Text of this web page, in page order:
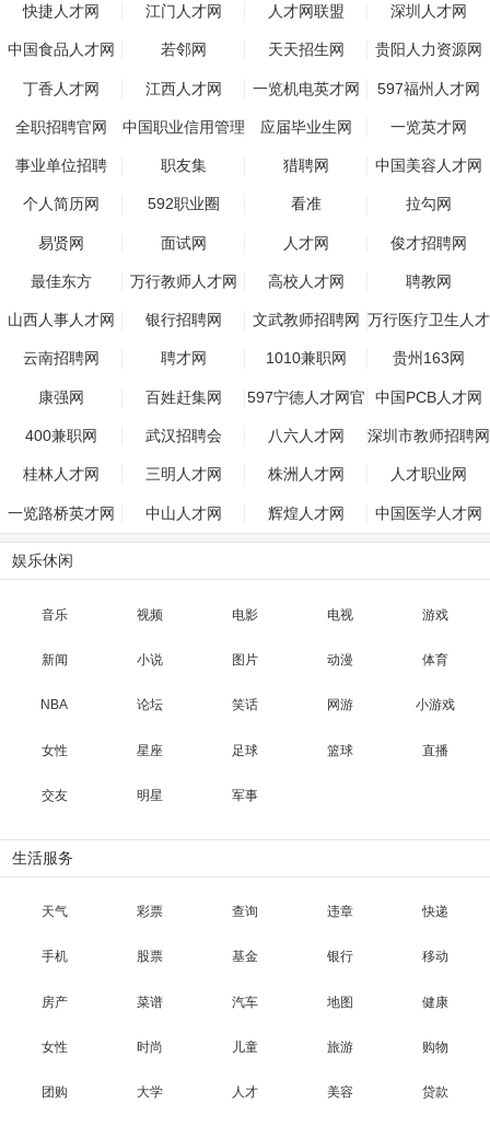
快捷人才网 江门人才网 人才网联盟 深圳人才网
中国食品人才网 若邻网 天天招生网 贵阳人力资源网
丁香人才网 江西人才网 一览机电英才网 597福州人才网
全职招聘官网 中国职业信用管理
平台
应届毕业生网 一览英才网
事业单位招聘 职友集 猎聘网 中国美容人才网
个人简历网 592职业圈 看准 拉勾网
易贤网 面试网 人才网 俊才招聘网
最佳东方 万行教师人才网 高校人才网 聘教网
山西人事人才网 银行招聘网 文武教师招聘网 万行医疗卫生人才
网
云南招聘网 聘才网 1010兼职网 贵州163网
康强网 百姓赶集网 597宁德人才网官
方网站
中国PCB人才网
400兼职网 武汉招聘会 八六人才网 深圳市教师招聘网
桂林人才网 三明人才网 株洲人才网 人才职业网
一览路桥英才网 中山人才网 辉煌人才网 中国医学人才网
娱乐休闲
音乐 视频 电影 电视 游戏
新闻 小说 图片 动漫 体育
NBA 论坛 笑话 网游 小游戏
女性 星座 足球 篮球 直播
交友 明星 军事
生活服务
天气 彩票 查询 违章 快递
手机 股票 基金 银行 移动
房产 菜谱 汽车 地图 健康
女性 时尚 儿童 旅游 购物
团购 大学 人才 美容 贷款